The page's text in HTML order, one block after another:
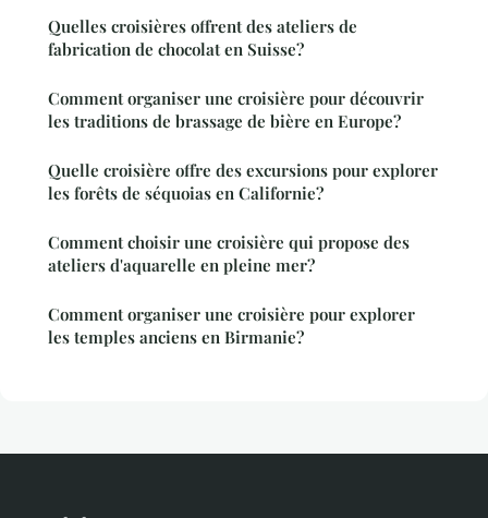
Quelles croisières offrent des ateliers de
fabrication de chocolat en Suisse?
Comment organiser une croisière pour découvrir
les traditions de brassage de bière en Europe?
Quelle croisière offre des excursions pour explorer
les forêts de séquoias en Californie?
Comment choisir une croisière qui propose des
ateliers d'aquarelle en pleine mer?
Comment organiser une croisière pour explorer
les temples anciens en Birmanie?